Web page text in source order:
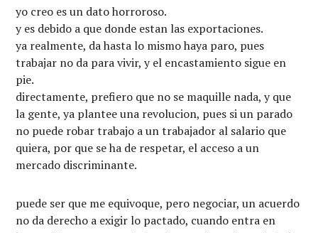
yo creo es un dato horroroso.
y es debido a que donde estan las exportaciones.
ya realmente, da hasta lo mismo haya paro, pues
trabajar no da para vivir, y el encastamiento sigue en
pie.
directamente, prefiero que no se maquille nada, y que
la gente, ya plantee una revolucion, pues si un parado
no puede robar trabajo a un trabajador al salario que
quiera, por que se ha de respetar, el acceso a un
mercado discriminante.
puede ser que me equivoque, pero negociar, un acuerdo
no da derecho a exigir lo pactado, cuando entra en